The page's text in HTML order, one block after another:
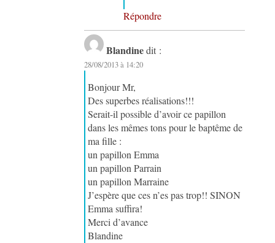
Répondre
Blandine dit :
28/08/2013 à 14:20
Bonjour Mr,
Des superbes réalisations!!!
Serait-il possible d’avoir ce papillon
dans les mêmes tons pour le baptême de
ma fille :
un papillon Emma
un papillon Parrain
un papillon Marraine
J’espère que ces n’es pas trop!! SINON
Emma suffira!
Merci d’avance
Blandine